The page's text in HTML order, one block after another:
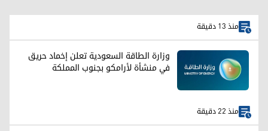
منذ 13 دقيقة
وزارة الطاقة السعودية تعلن إخماد حريق
في منشأة لأرامكو بجنوب المملكة
منذ 22 دقيقة